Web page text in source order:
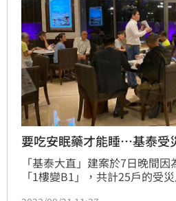
要吃安眠藥才能睡…基泰受
「基泰大直」建案於7日晚間
「1樓變B1」，共計25戶的受